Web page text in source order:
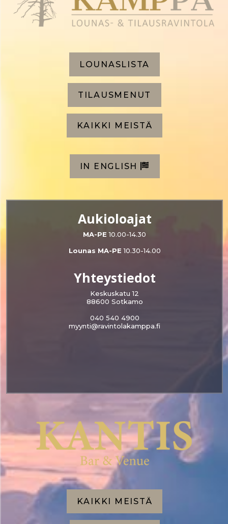
LOUNASLISTA
TILAUSMENUT
KAIKKI MEISTÄ
IN ENGLISH
Aukioloajat
MA-PE10.00-14.30
Lounas MA-PE 10.30-14.00
Yhteystiedot
Keskuskatu 12
88600 Sotkamo
040 540 4900
myynti@ravintolakamppa.fi
KAIKKI MEISTÄ